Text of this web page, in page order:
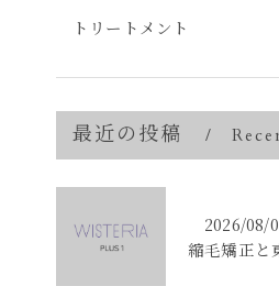
トリートメント
最近の投稿
2026/08/